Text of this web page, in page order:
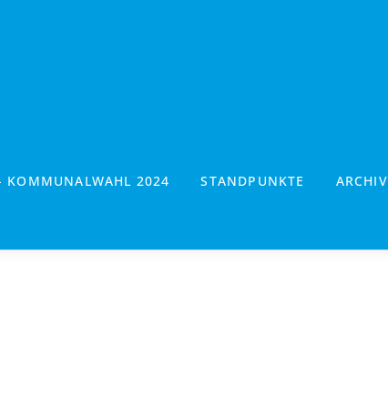
KOMMUNALWAHL 2024 STANDPUNKTE ARCHIV